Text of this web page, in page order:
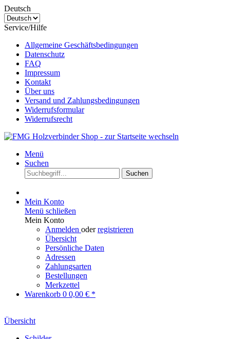
Deutsch
Service/Hilfe
Allgemeine Geschäftsbedingungen
Datenschutz
FAQ
Impressum
Kontakt
Über uns
Versand und Zahlungsbedingungen
Widerrufsformular
Widerrufsrecht
Menü
Suchen
Suchen
Mein Konto
Menü schließen
Mein Konto
Anmelden oderregistrieren
Übersicht
Persönliche Daten
Adressen
Zahlungsarten
Bestellungen
Merkzettel
Warenkorb 0 0,00 € *
Übersicht